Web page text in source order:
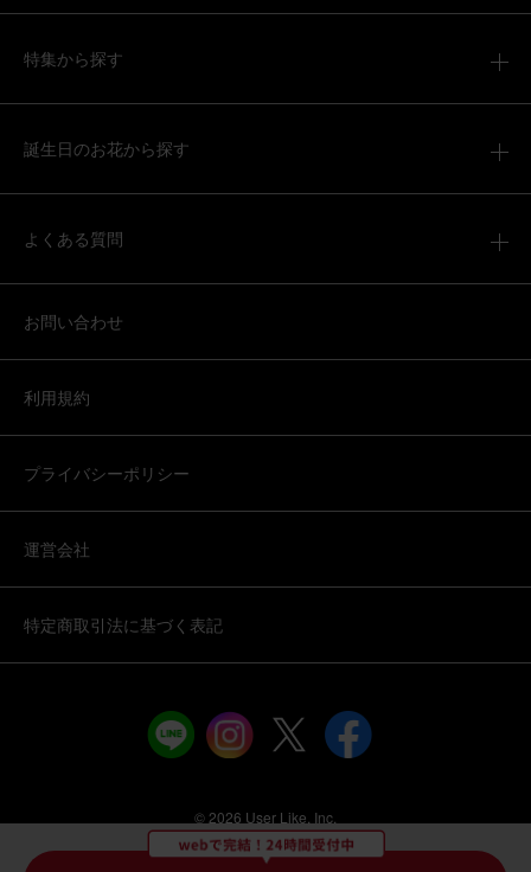
ブルーミーユーザーさん
用途：
誕生日
喜んで貰えた！
毎年色を変えたりして送っていて、定番になってます。
そのまま飾れるブーケ(黄色、Mサイズ) Happy Birthdayバ
ルーン付き
2026/05/28
えみかん 40代
用途：
誕生日
「品質保証」とこの時期の「ひまわり」は唯一無二！
今回初めて利用させていただきましたが、大満足でした！
これまで、色々な会社にフラワーギフトをお願いしていま
したが、その中で１番良かったと感じています。 まず、品
質保証を前面に出している会社はそう多くないと思いま
ビス、配慮に驚きました。ありがたかったです。 次に、遠
方に住む、５月末が誕生日の友人が好きなお花「ひまわ
り」を贈りたく、毎年ネットで探します。しかし、時期的
た。今回は５月にも贈れて、さらに千疋屋さんのクッキー
までついて嬉しいプレゼントを贈ることができ感謝です。
今後もブルーミーさんを利用させていただきます！
そのまま飾れるブーケ ひまわり Sサイズ 千疋屋クッキー
2026/05/24
特集から探す
誕生日のお花から探す
よくある質問
お問い合わせ
利用規約
プライバシーポリシー
運営会社
特定商取引法に基づく表記
©︎ 2026 User Like, Inc.